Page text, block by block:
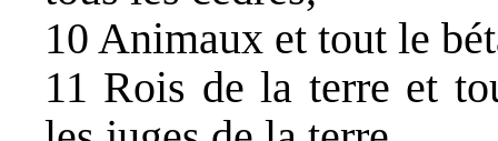
10 Animaux et tout le
11 Rois de la terre et